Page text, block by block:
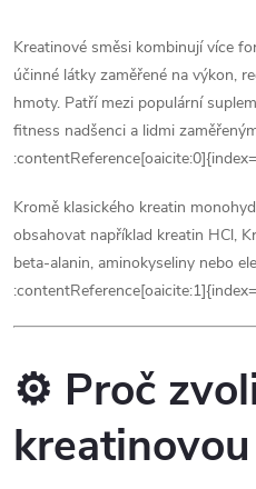
r
v
k
y
v
ý
p
s
u
íKreatinové směsi kombinují více
účinné látky zaměřené na výkon,
hmoty. Patří mezi populární
fitness nadšenci a lidmi
Kromě klasického kreatin
obsahovat například kreatin HCl,
beta-alanin, aminokyseliny nebo
⚙️ Proč